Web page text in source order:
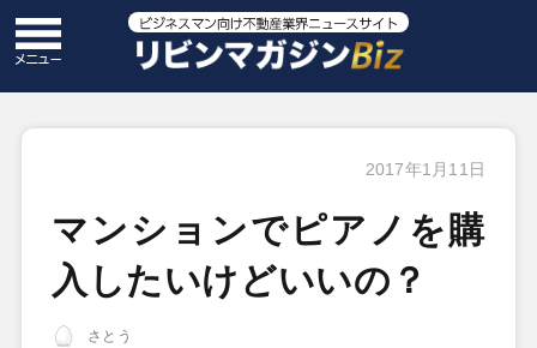
2017年1月11日
マンションでピアノを購
入したいけどいいの？
さとう